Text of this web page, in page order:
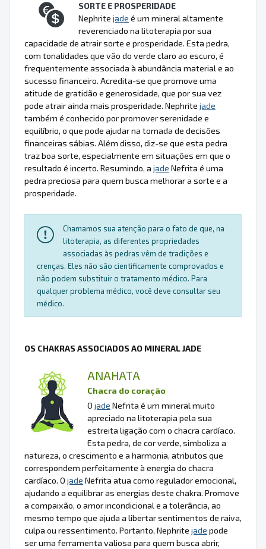
SORTE E PROSPERIDADE
Nephrite jade é um mineral altamente
reverenciado na litoterapia por sua
capacidade de atrair sorte e prosperidade. Esta pedra,
com tonalidades que vão do verde claro ao escuro, é
frequentemente associada à abundância material e ao
sucesso financeiro. Acredita-se que promove uma
atitude de gratidão e generosidade, que por sua vez
pode atrair ainda mais prosperidade. Nephrite jade
também é conhecido por promover serenidade e
equilíbrio, o que pode ajudar na tomada de decisões
financeiras sábias. Além disso, diz-se que esta pedra
traz boa sorte, especialmente em situações em que o
resultado é incerto. Resumindo, a jade Nefrita é uma
pedra preciosa para quem busca melhorar a sorte e a
prosperidade.
Chamamos sua atenção para o fato de que, na
litoterapia, as diferentes propriedades
associadas às pedras vêm de tradições e
crenças. Eles não são cientificamente comprovados e
não podem substituir o tratamento médico. Para
qualquer problema médico, você deve consultar seu
médico.
OS CHAKRAS ASSOCIADOS AO MINERAL JADE
ANAHATA
Chacra do coração
O jade Nefrita é um mineral muito
apreciado na litoterapia pela sua
estreita ligação com o chacra cardíaco.
Esta pedra, de cor verde, simboliza a
natureza, o crescimento e a harmonia, atributos que
correspondem perfeitamente à energia do chacra
cardíaco. O jade Nefrita atua como regulador emocional,
ajudando a equilibrar as energias deste chakra. Promove
a compaixão, o amor incondicional e a tolerância, ao
mesmo tempo que ajuda a libertar sentimentos de raiva,
culpa ou ressentimento. Portanto, Nephrite jade pode
ser uma ferramenta valiosa para quem busca abrir,